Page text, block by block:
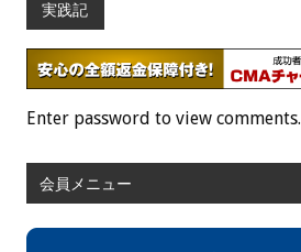
実践記
Enter password to view comments.
会員メニュー